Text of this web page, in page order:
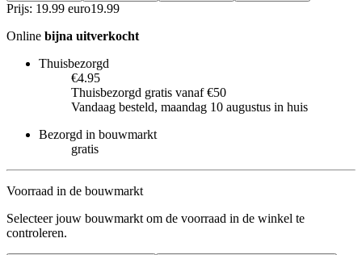
Prijs: 19.99 euro19.99
Online bijna uitverkocht
Thuisbezorgd
€4.95
Thuisbezorgd gratis vanaf €50
Vandaag besteld, maandag 10 augustus in huis
Bezorgd in bouwmarkt
gratis
Voorraad in de bouwmarkt
Selecteer jouw bouwmarkt om de voorraad in de winkel te
controleren.